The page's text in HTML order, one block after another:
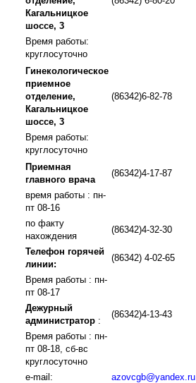
Кагальницкое
шоссе, 3
Время работы:
круглосуточно
Гинекологическое
приемное
отделение,
Кагальницкое
шоссе, 3
(86342)6-82-78
Время работы:
круглосуточно
Приемная
главного врача
(86342)4-17-87
время работы : пн-
пт 08-16
по факту
нахождения
(86342)4-32-30
Телефон горячей
линии:
(86342) 4-02-65
Время работы : пн-
пт 08-17
Дежурный
администратор :
(86342)4-13-43
Время работы : пн-
пт 08-18, сб-вс
круглосуточно
e-mail:
azovcgb@yandex.ru